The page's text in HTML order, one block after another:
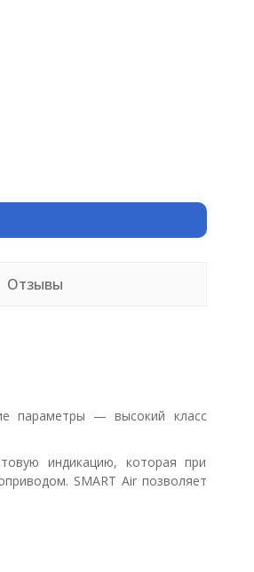
Отзывы
параметры — высокий класс
индикацию, которая при
SMART Air позволяет